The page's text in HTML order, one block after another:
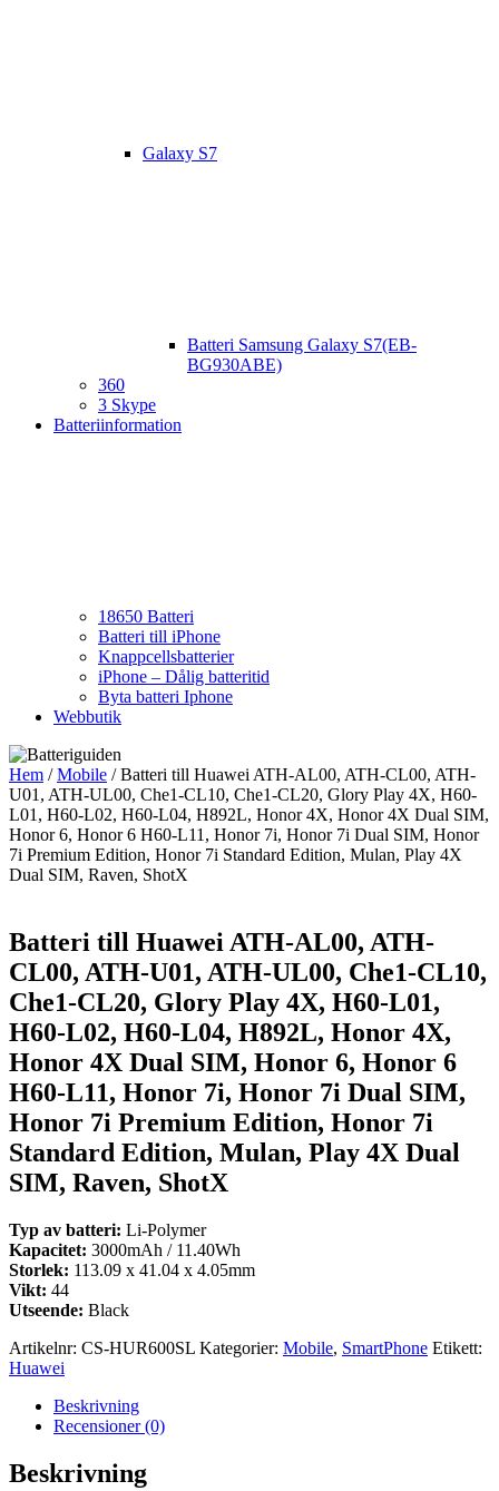
Galaxy S7
Batteri Samsung Galaxy S7(EB-
BG930ABE)
360
3 Skype
Batteriinformation
18650 Batteri
Batteri till iPhone
Knappcellsbatterier
iPhone – Dålig batteritid
Byta batteri Iphone
Webbutik
Hem /Mobile / Batteri till Huawei ATH-AL00, ATH-CL00, ATH-
U01, ATH-UL00, Che1-CL10, Che1-CL20, Glory Play 4X, H60-
L01, H60-L02, H60-L04, H892L, Honor 4X, Honor 4X Dual SIM,
Honor 6, Honor 6 H60-L11, Honor 7i, Honor 7i Dual SIM, Honor
7i Premium Edition, Honor 7i Standard Edition, Mulan, Play 4X
Dual SIM, Raven, ShotX
Batteri till Huawei ATH-AL00, ATH-
CL00, ATH-U01, ATH-UL00, Che1-CL10,
Che1-CL20, Glory Play 4X, H60-L01,
H60-L02, H60-L04, H892L, Honor 4X,
Honor 4X Dual SIM, Honor 6, Honor 6
H60-L11, Honor 7i, Honor 7i Dual SIM,
Honor 7i Premium Edition, Honor 7i
Standard Edition, Mulan, Play 4X Dual
SIM, Raven, ShotX
Typ av batteri: Li-Polymer
Kapacitet: 3000mAh / 11.40Wh
Storlek: 113.09 x 41.04 x 4.05mm
Vikt: 44
Utseende: Black
Artikelnr: CS-HUR600SL Kategorier: Mobile, SmartPhone Etikett:
Huawei
Beskrivning
Recensioner (0)
Beskrivning